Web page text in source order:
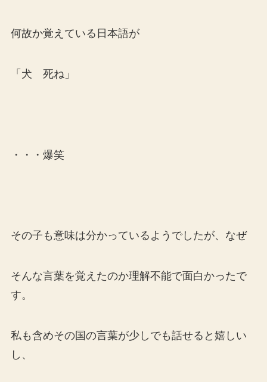
何故か覚えている日本語が
「犬 死ね」
・・・爆笑
その子も意味は分かっているようでしたが、なぜ
そんな言葉を覚えたのか理解不能で面白かったで
す。
私も含めその国の言葉が少しでも話せると嬉しい
し、